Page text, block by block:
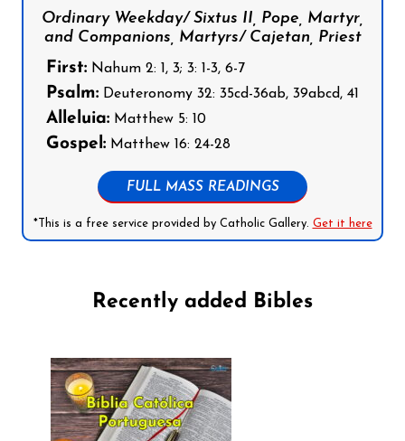
Ordinary Weekday/ Sixtus II, Pope, Martyr,
and Companions, Martyrs/ Cajetan, Priest
First: Nahum 2: 1, 3; 3: 1-3, 6-7
Psalm: Deuteronomy 32: 35cd-36ab, 39abcd, 41
Alleluia: Matthew 5: 10
Gospel: Matthew 16: 24-28
FULL MASS READINGS
*This is a free service provided by Catholic Gallery. Get it here
Recently added Bibles